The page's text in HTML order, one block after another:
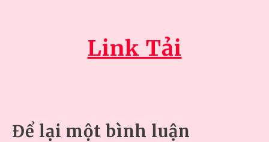
Link Tải
Để lại một bình luận